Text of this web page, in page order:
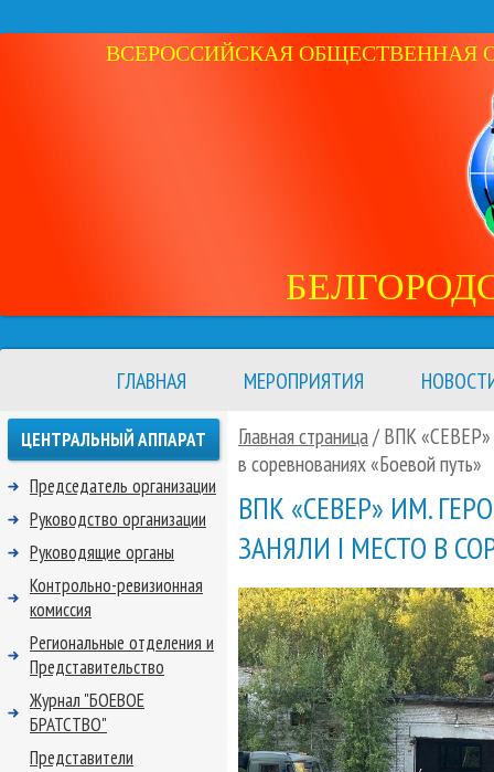
ВСЕРОССИЙСКАЯ ОБЩЕСТВЕННАЯ
ГЛАВНАЯ МЕРОПРИЯТИЯ
Главная страница/ ВПК «СЕВЕР»
в соревнованиях «Боевой путь»
ВПК «СЕВЕР» ИМ.
ЗАНЯЛИ I МЕСТО В
ЦЕНТРАЛЬНЫЙ АППАРАТ
Председатель организации
Руководство организации
Руководящие органы
Контрольно-ревизионная
комиссия
Региональные отделения и
Представительство
Журнал "БОЕВОЕ
БРАТСТВО"
Представители